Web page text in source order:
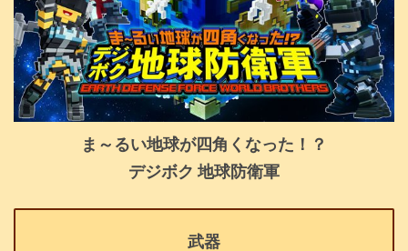
ま～るい地球が四角くなった！？
デジボク 地球防衛軍
武器